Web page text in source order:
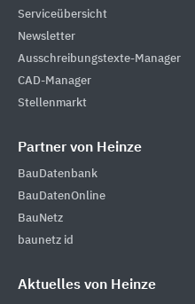
Serviceübersicht
Newsletter
Ausschreibungstexte-Manager
CAD-Manager
Stellenmarkt
Partner von Heinze
BauDatenbank
BauDatenOnline
BauNetz
baunetz id
Aktuelles von Heinze